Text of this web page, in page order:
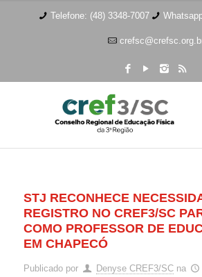
Telefone: (48) 3348-7007
STJ RECONHECE
REGISTRO NO CREF3/SC
COMO PROFESSOR DE
EM CHAPECÓ
Publicado por Denyse CREF3/SC na